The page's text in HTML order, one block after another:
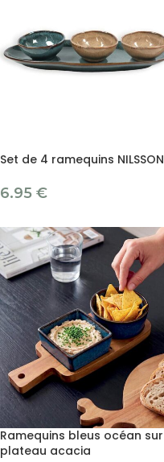
Set de 4 ramequins NILSSON
6.95 €
Ramequins bleus océan sur
plateau acacia